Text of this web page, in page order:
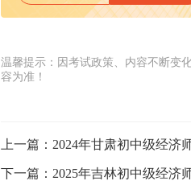
温馨提示：因考试政策、内容不断变
容为准！
上一篇： 2024年甘肃初中级经济
下一篇： 2025年吉林初中级经济